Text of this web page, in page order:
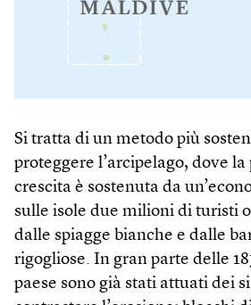
Si tratta di un metodo più
proteggere l’arcipelago, dove
crescita è sostenuta da
sulle isole due milioni di turisti
dalle spiagge bianche e dalle
rigogliose. In gran parte delle
paese sono già stati attuati dei